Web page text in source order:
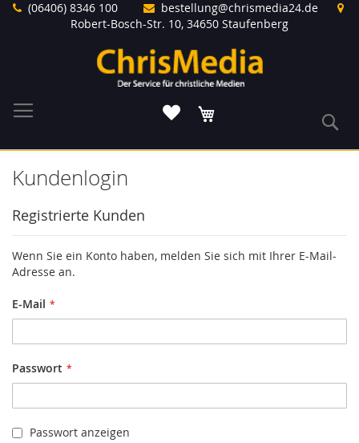
Direkt(06406) 8346 100
bestellung@chrismedia24.de
Robert-Bosch-Str. 10, 34650 Staufenberg
Kundenlogin
Registrierte Kunden
Wenn Sie ein Konto haben, melden Sie sich mit Ihrer E-Mail-
Adresse an.
E-Mail
Passwort
Passwort anzeigen